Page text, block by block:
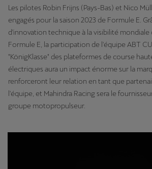
Les pilotes Robin Frijns (Pays-Bas) et Nico
engagés pour la saison 2023 de Formule E.
d'innovation technique à la visibilité mondiale
Formule E, la participation de l'équipe ABT
"KönigKlasse" des plateformes de course
électriques aura un impact énorme sur la
renforceront leur relation en tant que
l'équipe, et Mahindra Racing sera le
groupe motopropulseur.